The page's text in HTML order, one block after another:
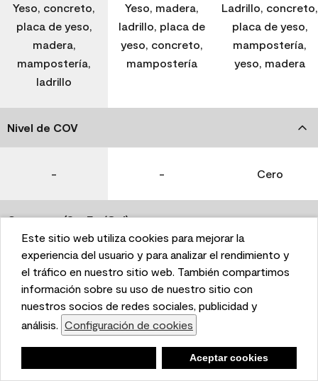
This website uses cookies to enhance user experience
and to analyze performance and traffic on our website.
We also share information about your use of our site
with our social media, advertising, and analytics
partners. Cookie Settings
Accept Cookies
Este sitio web utiliza cookies para mejorar la
experiencia del usuario y para analizar el rendimiento y
el tráfico en nuestro sitio web. También compartimos
información sobre su uso de nuestro sitio con
nuestros socios de redes sociales, publicidad y
análisis. Configuración de cookies
Aceptar cookies
Yeso, concreto,
placa de yeso,
madera,
mampostería,
ladrillo
Yeso, madera,
ladrillo, placa de
yeso, concreto,
mampostería
Ladrillo, concreto,
placa de yeso,
mampostería,
yeso, madera
Nivel de COV
- - Cero
Coverage (Sq. Ft./Gal)
350-400 400-450 400-450
Tiempo de secado
1 hora